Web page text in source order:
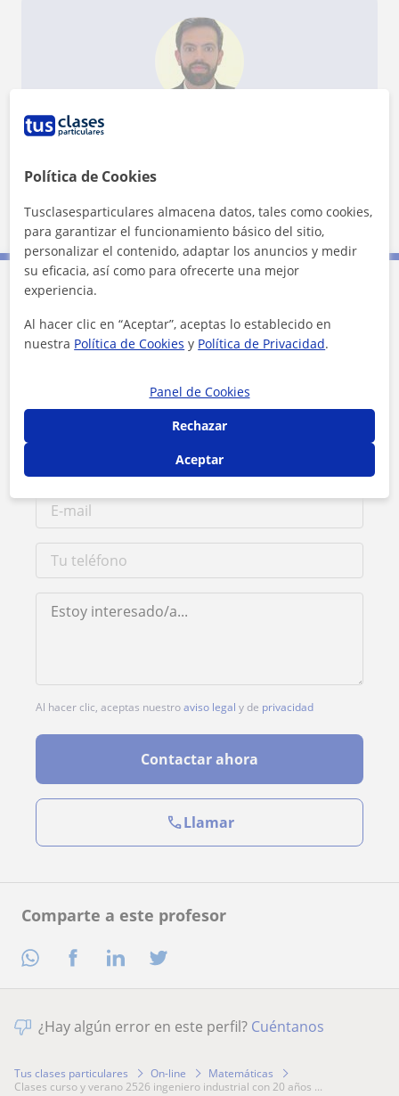
Comparte a este profesor
¿Quieres saber más de Gerardo?
Tarifa 15€/h
Al hacer clic, aceptas nuestroaviso legal y de privacidad
Contactar ahora
Llamar
¿Hay algún error en este perfil? Cuéntanos
Tus clases particulares On-line
Matemáticas
clases curso y verano 2526 ingeniero industrial con 20 años ...
Política de Cookies
Tusclasesparticulares almacena datos, tales como cookies,
para garantizar el funcionamiento básico del sitio,
personalizar el contenido, adaptar los anuncios y medir
su eficacia, así como para ofrecerte una mejor
experiencia.
Al hacer clic en “Aceptar”, aceptas lo establecido en
nuestra Política de Cookies y Política de Privacidad.
Panel de Cookies
Rechazar
Aceptar